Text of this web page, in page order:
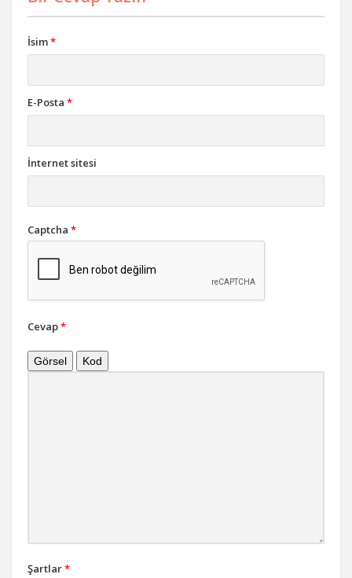
İsim*
E-Posta *
İnternet sitesi
Captcha *
Cevap*
Görsel Kod
Şartlar*